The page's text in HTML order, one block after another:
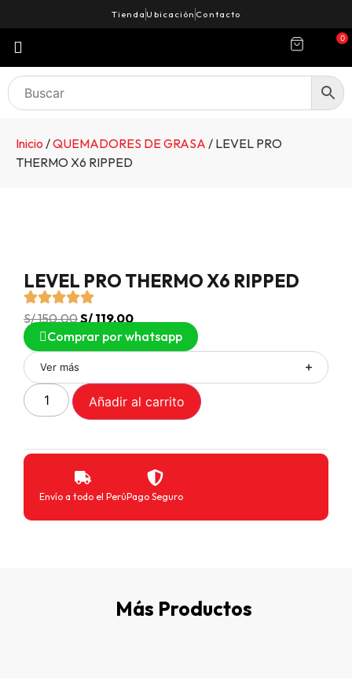
Tienda Ubicación Contacto
0
Inicio /QUEMADORES DE GRASA / LEVEL PRO
THERMO X6 RIPPED
LEVEL PRO THERMO X6 RIPPED
S/150.00S/119.00
Comprar por whatsapp
Ver más
Añadir al carrito
Envío a todo el PerúPago Seguro
Más Productos